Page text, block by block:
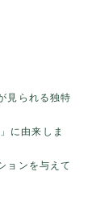
見られる独特
に由来しま
ョンを与えて